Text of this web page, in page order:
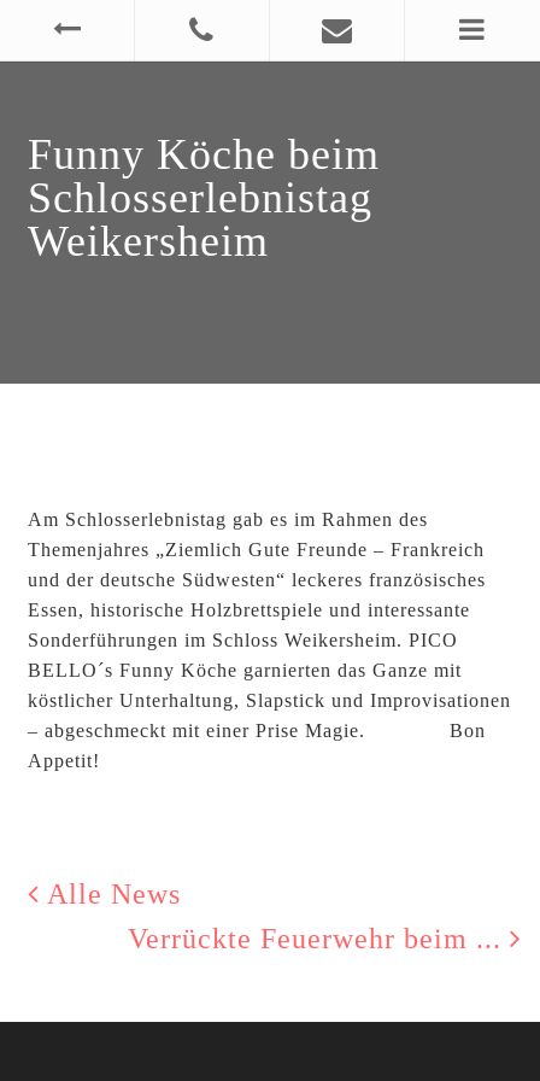
Funny Köche beim
Schlosserlebnistag
Weikersheim
Am Schlosserlebnistag gab es im Rahmen des
Themenjahres „Ziemlich Gute Freunde – Frankreich
und der deutsche Südwesten“ leckeres französisches
Essen, historische Holzbrettspiele und interessante
Sonderführungen im Schloss Weikersheim. PICO
BELLO´s Funny Köche garnierten das Ganze mit
köstlicher Unterhaltung, Slapstick und Improvisationen
– abgeschmeckt mit einer Prise Magie. Bon
Appetit!
Alle News
Verrückte Feuerwehr beim ...